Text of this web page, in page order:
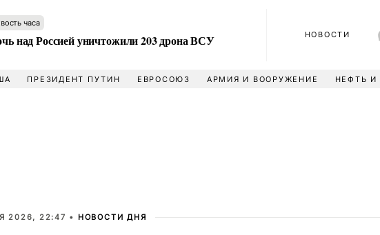
часа
над Россией уничтожили 203 дрона ВСУ НОВОСТИ
ПРЕЗИДЕНТ ПУТИН ЕВРОСОЮЗ АРМИЯ И ВООРУЖЕНИЕ НЕФТЬ И
2026, 22:47 • НОВОСТИ ДНЯ